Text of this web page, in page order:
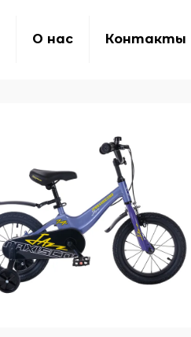
О нас Контакты